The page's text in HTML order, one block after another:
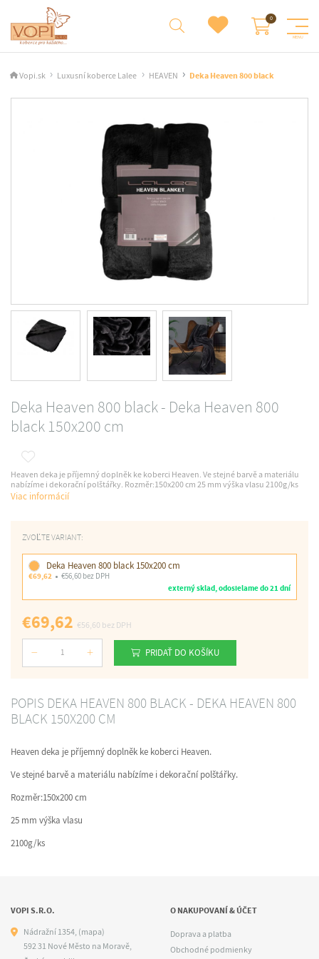
Vopi.sk Luxusní koberce Lalee HEAVEN Deka Heaven 800 black
Deka Heaven 800 black - Deka Heaven 800
black 150x200 cm
Heaven deka je příjemný doplněk ke koberci Heaven. Ve stejné barvě a materiálu
nabízíme i dekorační polštářky. Rozměr:150x200 cm 25 mm výška vlasu 2100g/ks
Viac informácií
ZVOĽTE VARIANT:
Deka Heaven 800 black 150x200 cm
€69,62
€56,60 bez DPH
externý sklad, odosielame do 21 dní
€69,62 €56,60 bez DPH
Počet PRIDAŤ DO KOŠÍKU
POPIS DEKA HEAVEN 800 BLACK - DEKA HEAVEN 800
BLACK 150X200 CM
Heaven deka je příjemný doplněk ke koberci Heaven.
Ve stejné barvě a materiálu nabízíme i dekorační polštářky.
Rozměr:150x200 cm
25 mm výška vlasu
2100g/ks
VOPI S.R.O.
Nádražní 1354, (mapa)
592 31 Nové Město na Moravě,
O NAKUPOVANÍ & ÚČET
Doprava a platba
Obchodné podmienky